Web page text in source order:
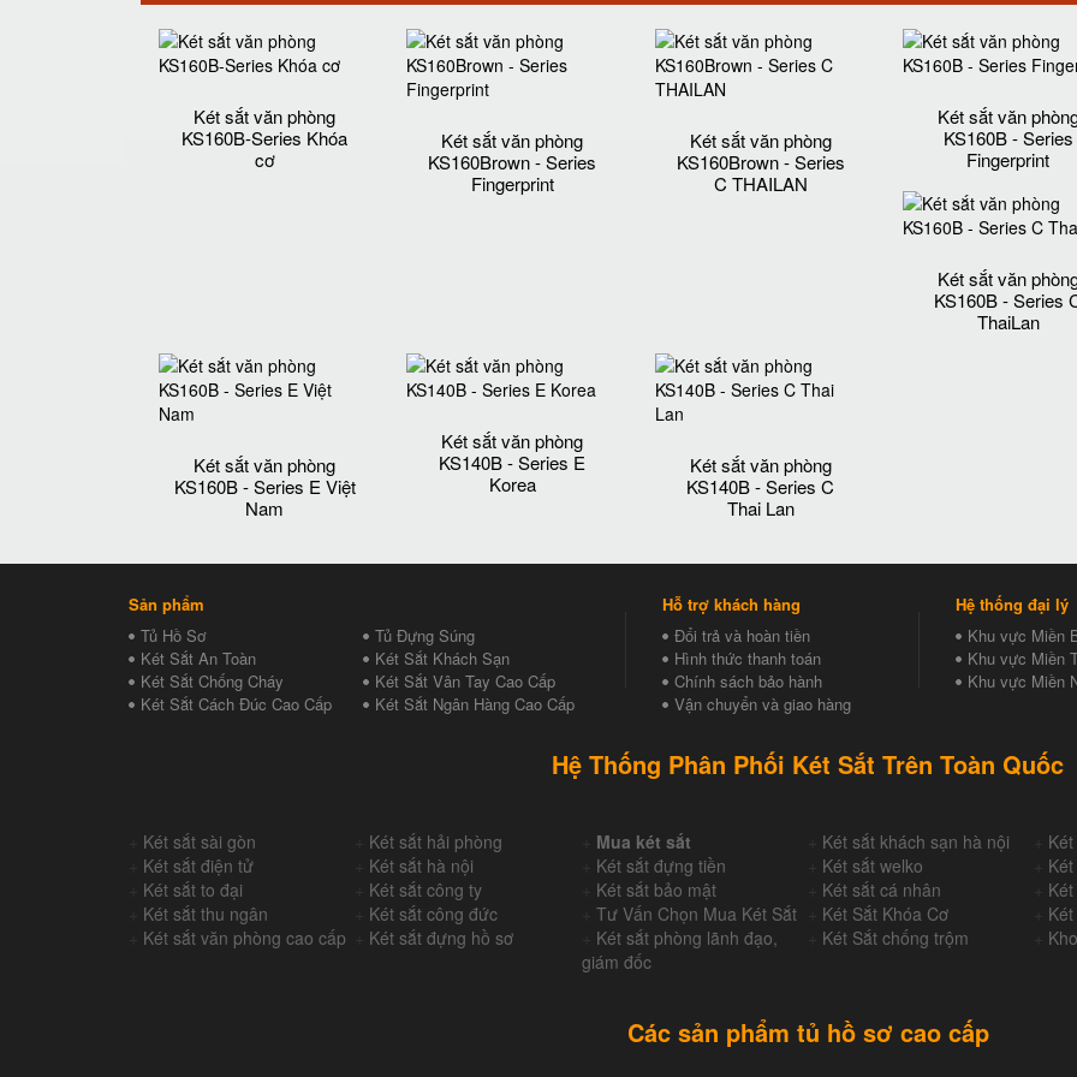
Két sắt văn phòng
KS160B-Series Khóa
cơ
Két sắt văn phòng
KS160Brown - Series
Fingerprint
Két sắt văn phòng
KS160Brown - Series
C THAILAN
Két sắt văn
KS160B - Series
Fingerprint
Két sắt văn
KS160B - Series
ThaiLan
Két sắt văn phòng
KS160B - Series E Việt
Nam
Két sắt văn phòng
KS140B - Series E
Korea
Két sắt văn phòng
KS140B - Series C
Thai Lan
Sản phẩm
Tủ Hồ Sơ
Tủ Đựng Súng
Két Sắt An Toàn
Két Sắt Khách Sạn
Két Sắt Chống Cháy
Két Sắt Vân Tay Cao Cấp
Két Sắt Cách Đúc Cao Cấp
Két Sắt Ngân Hàng Cao Cấp
Hỗ trợ khách hàng
Đổi trả và hoàn tiền
Hình thức thanh toán
Chính sách bảo hành
Vận chuyển và giao hàng
Hệ thống đại lý
Khu vực Miền
Khu vực Miền
Khu vực Miền
Hệ Thống Phân Phối Két Sắt Trên Toàn Quốc
Két sắt sài gòn Két sắt hải phòng Mua két sắt Két sắt khách sạn hà nội
Két sắt điện tử Két sắt hà nội Két sắt đựng tiền Két sắt welko
Két sắt to đại Két sắt công ty Két sắt bảo mật Két sắt cá nhân
Két sắt thu ngân Két sắt công đức Tư Vấn Chọn Mua Két Sắt Két Sắt Khóa Cơ
Két sắt văn phòng cao cấp Két sắt đựng hồ sơ
Két sắt phòng lãnh đạo,
giám đốc
Két Sắt chống trộm
Các sản phẩm tủ hồ sơ cao cấp